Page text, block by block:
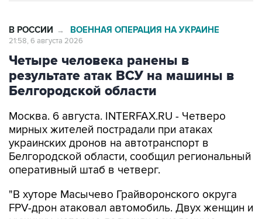
Четыре человека ранены в
результате атак ВСУ на машины в
Белгородской области
Москва. 6 августа. INTERFAX.RU - Четверо
украинских дронов на автотранспорт в
Белгородской области, сообщил региональный
оперативный штаб в четверг.
"В хуторе Масычево Грайворонского округа
мужчину, которые получили осколочные
ранения тела, бригады скорой помощи